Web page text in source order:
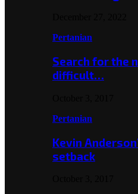
Pertanian
Search for the
difficult…
Pertanian
Kevin
setback